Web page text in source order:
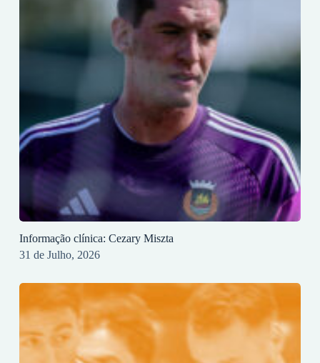
Informação clínica: Cezary Miszta
31 de Julho, 2026